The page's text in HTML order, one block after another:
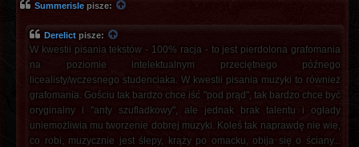
Summerisle pisze:
Derelict pisze:
W kwestii pisania tekstów - 100% racja - to jest pierdolona grafomania
na poziomie intelektualnym przeciętnego późnego
licealisty/wczesnego studenciaka. W kwestii pisania muzyki to również
grafomania. Gościu tak bardzo chce iść "pod prąd", tak bardzo chce być
oryginalny i "anty szufladkowy", ale jednak brak talentu i ogłady
uniemożliwia mu tworzenie dobrej muzyki. Koleś tak naprawdę nie wie,
co robi, muzycznie jest ślepy, krąży po omacku, obija się o ściany...